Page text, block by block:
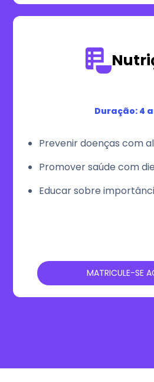
Duração: 4
Prevenir doenças com
Promover saúde com
Educar sobre
MATRICULE-SE